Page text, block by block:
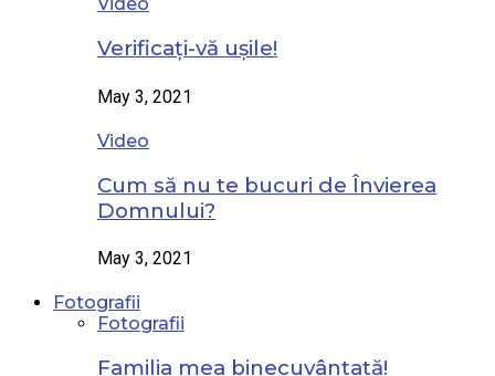
Video
Verificați-vă ușile!
May 3, 2021
Video
Cum să nu te bucuri de Învierea
Domnului?
May 3, 2021
Fotografii
Fotografii
Familia mea binecuvântată!